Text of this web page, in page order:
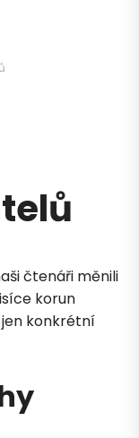
čtenáři měnili
korun
jen konkrétní